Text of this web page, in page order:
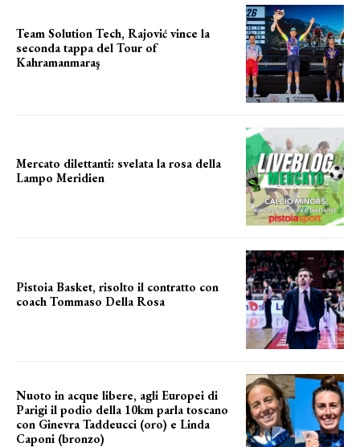
Team Solution Tech, Rajović vince la
seconda tappa del Tour of
Kahramanmaraş
Mercato dilettanti: svelata la rosa della
Lampo Meridien
Pistoia Basket, risolto il contratto con
coach Tommaso Della Rosa
Nuoto in acque libere, agli Europei di
Parigi il podio della 10km parla toscano
con Ginevra Taddeucci (oro) e Linda
Caponi (bronzo)